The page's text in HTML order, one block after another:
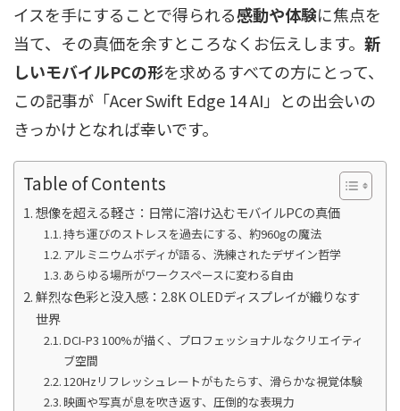
イスを手にすることで得られる感動や体験に焦点を
当て、その真価を余すところなくお伝えします。 新
しいモバイルPCの形を求めるすべての方にとって、
この記事が「Acer Swift Edge 14 AI」との出会いの
きっかけとなれば幸いです。
Table of Contents
想像を超える軽さ：日常に溶け込むモバイルPCの真価
持ち運びのストレスを過去にする、約960gの魔法
アルミニウムボディが語る、洗練されたデザイン哲学
あらゆる場所がワークスペースに変わる自由
鮮烈な色彩と没入感：2.8K OLEDディスプレイが織りなす
世界
DCI-P3 100%が描く、プロフェッショナルなクリエイティ
ブ空間
120Hzリフレッシュレートがもたらす、滑らかな視覚体験
映画や写真が息を吹き返す、圧倒的な表現力